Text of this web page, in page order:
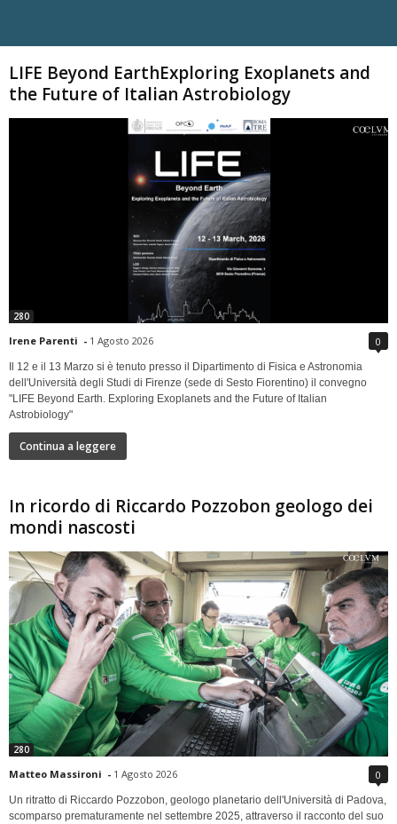
LIFE Beyond EarthExploring Exoplanets and
the Future of Italian Astrobiology
280
Irene Parenti - 1 Agosto 2026 0
Il 12 e il 13 Marzo si è tenuto presso il Dipartimento di Fisica e Astronomia
dell'Università degli Studi di Firenze (sede di Sesto Fiorentino) il convegno
"LIFE Beyond Earth. Exploring Exoplanets and the Future of Italian
Astrobiology"
Continua a leggere
In ricordo di Riccardo Pozzobon geologo dei
mondi nascosti
280
Matteo Massironi - 1 Agosto 2026 0
Un ritratto di Riccardo Pozzobon, geologo planetario dell'Università di Padova,
scomparso prematuramente nel settembre 2025, attraverso il racconto del suo